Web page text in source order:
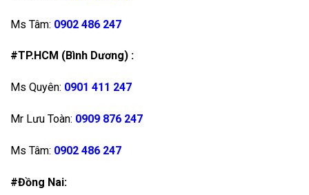
Ms Tâm: 0902 486 247
#TP.HCM (Bình Dương) :
Ms Quyên: 0901 411 247
Mr Lưu Toàn: 0909 876 247
Ms Tâm: 0902 486 247
#Đồng Nai: